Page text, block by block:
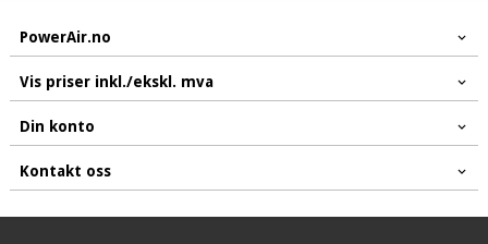
PowerAir.no
Vis priser inkl./ekskl. mva
Din konto
Kontakt oss